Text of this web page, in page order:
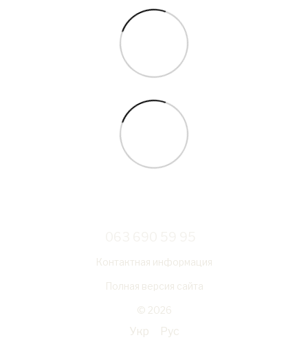
Контактная информация
Полная версия сайта
© 2026
Укр Рус